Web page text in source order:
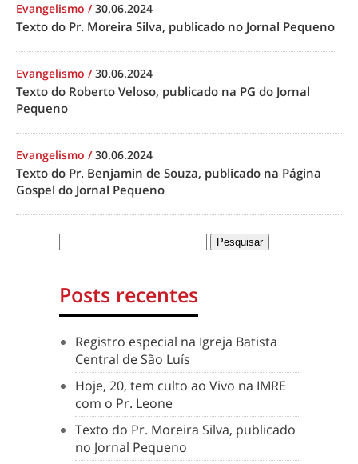
Evangelismo /30.06.2024
Texto do Pr. Moreira Silva, publicado no Jornal Pequeno
Evangelismo /30.06.2024
Texto do Roberto Veloso, publicado na PG do Jornal
Pequeno
Evangelismo /30.06.2024
Texto do Pr. Benjamin de Souza, publicado na Página
Gospel do Jornal Pequeno
Posts recentes
Registro especial na Igreja Batista
Central de São Luís
Hoje, 20, tem culto ao Vivo na IMRE
com o Pr. Leone
Texto do Pr. Moreira Silva, publicado
no Jornal Pequeno